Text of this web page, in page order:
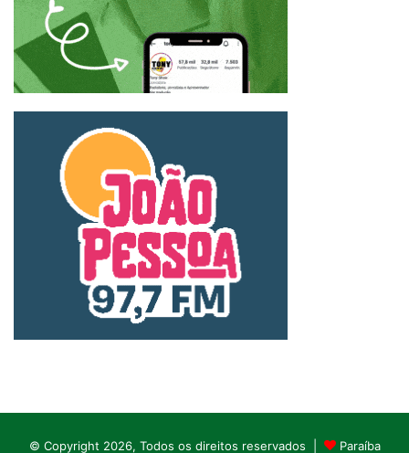
© Copyright 2026, Todos os direitos reservados | Paraíba